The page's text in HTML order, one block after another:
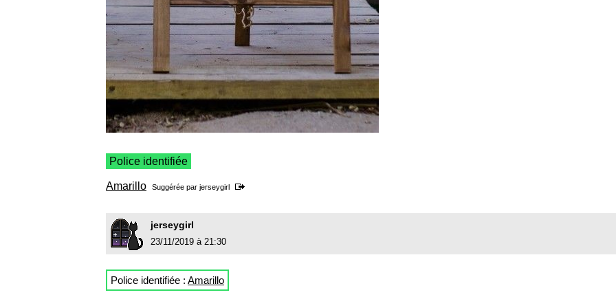
Police identifiée
Amarillo Suggérée par jerseygirl
jerseygirl
23/11/2019 à 21:30
Police identifiée : Amarillo